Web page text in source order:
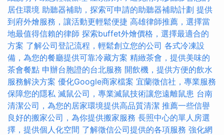
居住環境 助聽器補助，探索可申請的助聽器補助計劃 提供
到府外燴服務，讓活動更輕鬆便捷 高雄律師推薦，選擇當
地最值得信賴的律師 探索buffet外燴價格，選擇最適合的
方案 了解公司登記流程，輕鬆創立您的公司 各式冷凍設
備，為您的餐廳提供可靠冷藏方案 精緻茶會，提供美味的
茶會餐點 申辦台胞證的台北服務 開飲機，提供方便的飲水
服務解決方案 優化Google商家檔案 宜蘭徵信社，專業服務
保障您的隱私 滅鼠公司，專業滅鼠技術讓您遠離鼠患 台南
清潔公司，為您的居家環境提供高品質清潔 推薦一些信譽
良好的搬家公司，為你提供搬家服務 長照中心的單人房選
擇，提供個人化空間 了解徵信公司提供的各項服務 強化網